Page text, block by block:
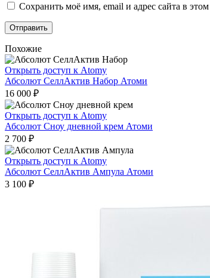
Сохранить моё имя, email и адрес сайта в
Похожие
Открыть доступ к Atomy
Абсолют СеллАктив Набор Атоми
16 000 ₽
Открыть доступ к Atomy
Абсолют Сноу дневной крем Атоми
2 700 ₽
Открыть доступ к Atomy
Абсолют СеллАктив Ампула Атоми
3 100 ₽